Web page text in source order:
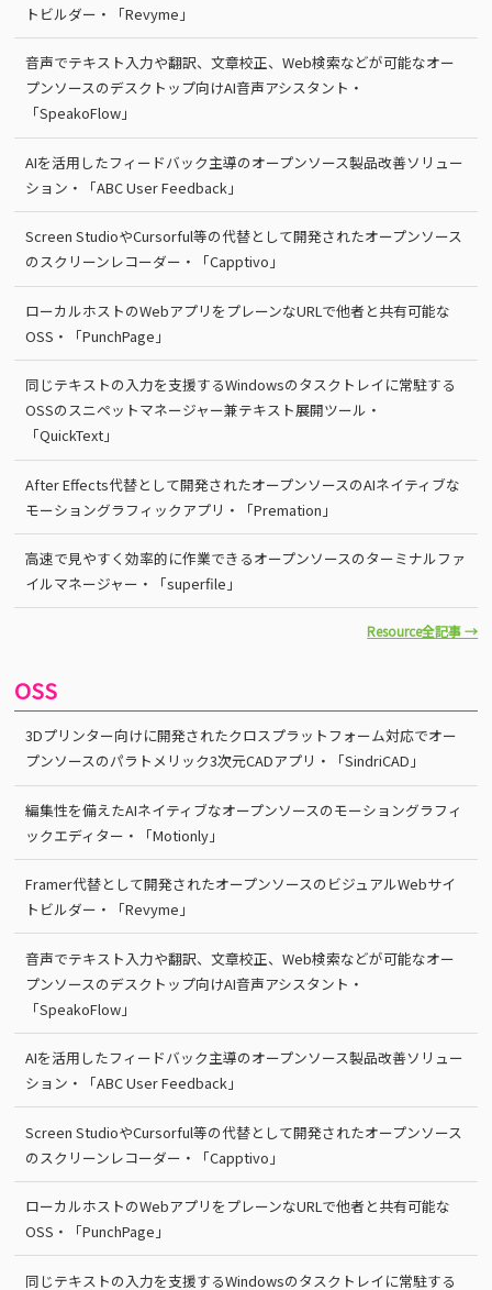
トビルダー・「Revyme」
音声でテキスト入力や翻訳、文章校正、Web検索などが可能なオー
プンソースのデスクトップ向けAI音声アシスタント・
「SpeakoFlow」
AIを活用したフィードバック主導のオープンソース製品改善ソリュー
ション・「ABC User Feedback」
Screen StudioやCursorful等の代替として開発されたオープンソース
のスクリーンレコーダー・「Capptivo」
ローカルホストのWebアプリをプレーンなURLで他者と共有可能な
OSS・「PunchPage」
同じテキストの入力を支援するWindowsのタスクトレイに常駐する
OSSのスニペットマネージャー兼テキスト展開ツール・
「QuickText」
After Effects代替として開発されたオープンソースのAIネイティブな
モーショングラフィックアプリ・「Premation」
高速で見やすく効率的に作業できるオープンソースのターミナルファ
イルマネージャー・「superfile」
Resource全記事 →
OSS
3Dプリンター向けに開発されたクロスプラットフォーム対応でオー
プンソースのパラトメリック3次元CADアプリ・「SindriCAD」
編集性を備えたAIネイティブなオープンソースのモーショングラフィ
ックエディター・「Motionly」
Framer代替として開発されたオープンソースのビジュアルWebサイ
トビルダー・「Revyme」
音声でテキスト入力や翻訳、文章校正、Web検索などが可能なオー
プンソースのデスクトップ向けAI音声アシスタント・
「SpeakoFlow」
AIを活用したフィードバック主導のオープンソース製品改善ソリュー
ション・「ABC User Feedback」
Screen StudioやCursorful等の代替として開発されたオープンソース
のスクリーンレコーダー・「Capptivo」
ローカルホストのWebアプリをプレーンなURLで他者と共有可能な
OSS・「PunchPage」
同じテキストの入力を支援するWindowsのタスクトレイに常駐する